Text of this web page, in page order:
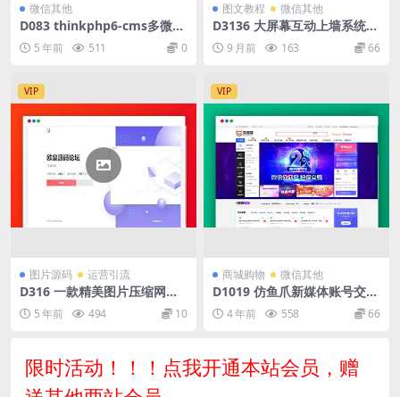
微信其他
D083 thinkphp6-cms多微信
管理系统源码
5 年前 511 0
图文教程 微信其他
D3136 大屏幕互动上墙系统源
码 9 月前 163 66
VIP
图片源码 运营引流
D316 一款精美图片压缩网站
源码5 年前 494 10
VIP
商城购物 微信其他
D1019 仿鱼爪新媒体账号交易
平台源码
4 年前 558 66
限时活动！！！点我开通本站会员，赠